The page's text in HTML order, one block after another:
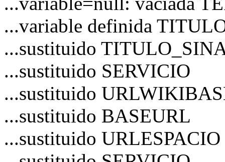
...variable definida
...sustituido
...sustituido SERVICIO
...sustituido
...sustituido BASEURL
...sustituido URLESPACIO